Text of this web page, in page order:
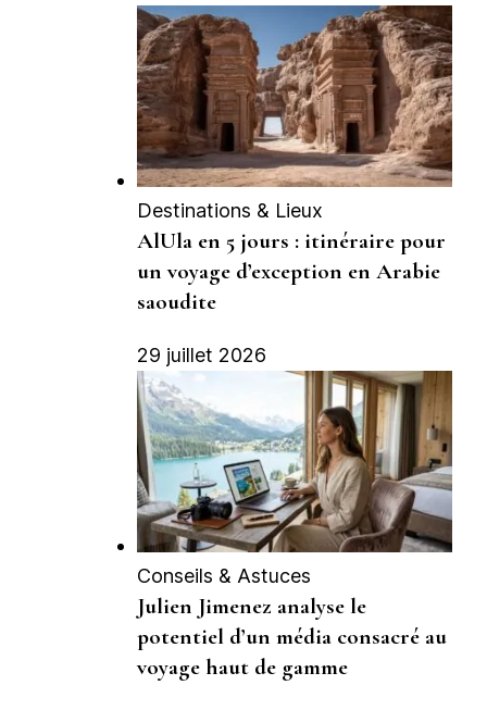
Destinations & Lieux
AlUla en 5 jours : itinéraire pour
un voyage d’exception en Arabie
saoudite
29 juillet 2026
Conseils & Astuces
Julien Jimenez analyse le
potentiel d’un média consacré au
voyage haut de gamme